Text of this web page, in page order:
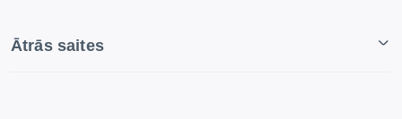
Ātrās saites